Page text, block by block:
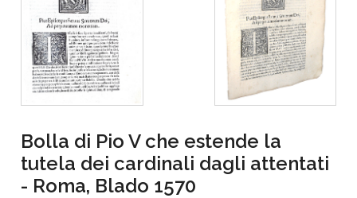
Bolla di Pio V che estende la
tutela dei cardinali dagli attentati
- Roma, Blado 1570